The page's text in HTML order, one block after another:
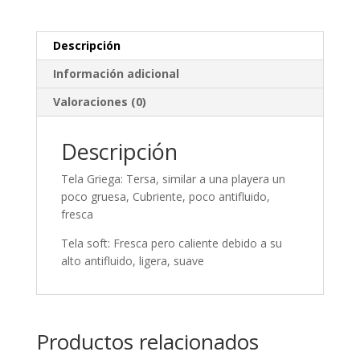
Descripción
Información adicional
Valoraciones (0)
Descripción
Tela Griega: Tersa, similar a una playera un
poco gruesa, Cubriente, poco antifluido,
fresca
Tela soft: Fresca pero caliente debido a su
alto antifluido, ligera, suave
Productos relacionados